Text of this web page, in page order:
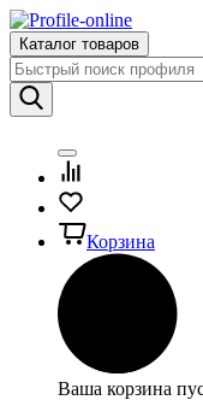
Каталог товаров
Корзина
Ваша корзина